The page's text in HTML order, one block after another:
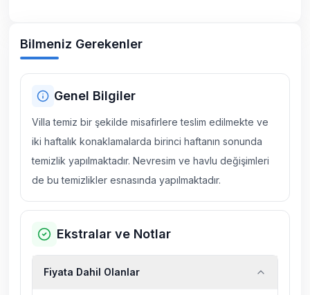
Bilmeniz Gerekenler
Genel Bilgiler
Villa temiz bir şekilde misafirlere teslim edilmekte ve
iki haftalık konaklamalarda birinci haftanın sonunda
temizlik yapılmaktadır. Nevresim ve havlu değişimleri
de bu temizlikler esnasında yapılmaktadır.
Ekstralar ve Notlar
Fiyata Dahil Olanlar